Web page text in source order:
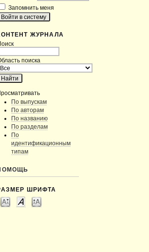
Запомнить меня
ЖУРНАЛА
поиска
По выпускам
По авторам
По названию
По разделам
По
идентификационным
типам
ШРИФТА